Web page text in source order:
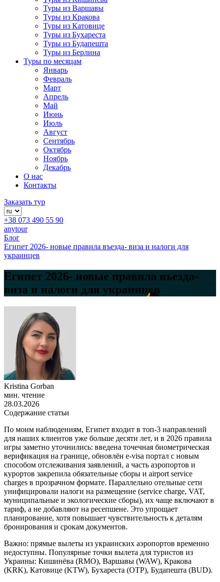
Туры из Варшавы
Туры из Кракова
Туры из Катовице
Туры из Бухареста
Туры из Будапешта
Туры из Берлина
Туры по месяцам
Январь
Февраль
Март
Апрель
Май
Июнь
Июль
Август
Сентябрь
Октябрь
Ноябрь
Декабрь
О нас
Контакты
Заказать тур
+38 073 490 55 90
anytour
Блог
Египет 2026- новые правила въезда- виза и налоги для
украинцев
Египет 2026- новые правила въезда-
виза и налоги для украинцев
Kristina Gorban
мин. чтение
28.03.2026
Содержание статьи
По моим наблюдениям, Египет входит в топ-3 направлений
для наших клиентов уже больше десяти лет, и в 2026 правила
игры заметно уточнились: введена точечная биометрическая
верификация на границе, обновлён e-visa портал с новым
способом отслеживания заявлений, а часть аэропортов и
курортов закрепила обязательные сборы и airport service
charges в прозрачном формате. Параллельно отельные сети
унифицировали налоги на размещение (service charge, VAT,
муниципальные и экологические сборы), их чаще включают в
тариф, а не добавляют на ресепшене. Это упрощает
планирование, хотя повышает чувствительность к деталям
бронирования и срокам документов.
Важно: прямые вылеты из украинских аэропортов временно
недоступны. Популярные точки вылета для туристов из
Украины: Кишинёва (RMO), Варшавы (WAW), Кракова
(KRK), Катовице (KTW), Бухареста (OTP), Будапешта (BUD).